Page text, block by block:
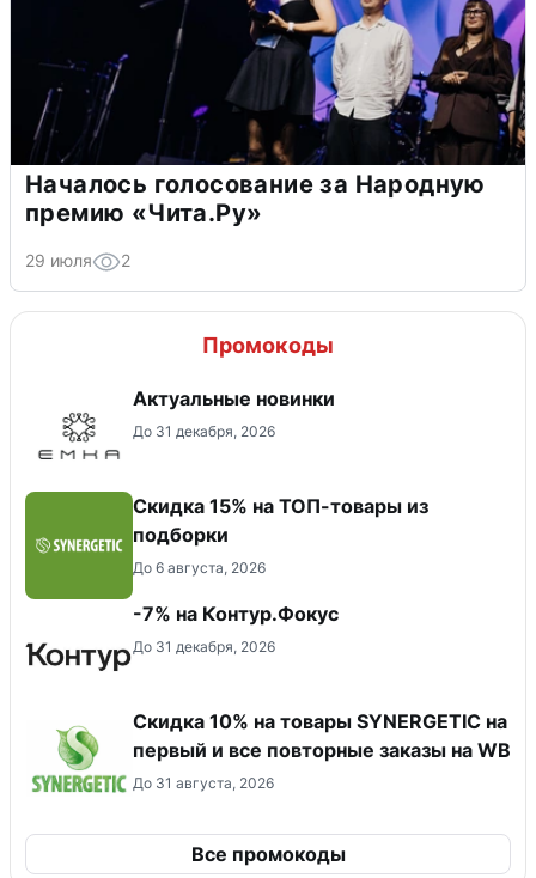
Началось голосование за Народную
премию «Чита.Ру»
29 июля 2
Промокоды
Актуальные новинки
До 31 декабря, 2026
Скидка 15% на ТОП-товары из
подборки
До 6 августа, 2026
-7% на Контур.Фокус
До 31 декабря, 2026
Скидка 10% на товары SYNERGETIC на
первый и все повторные заказы на WB
До 31 августа, 2026
Все промокоды